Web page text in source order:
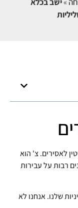
לאסירים. צ' הוא
רבות על עבירות
שלנו. אנחנו לא